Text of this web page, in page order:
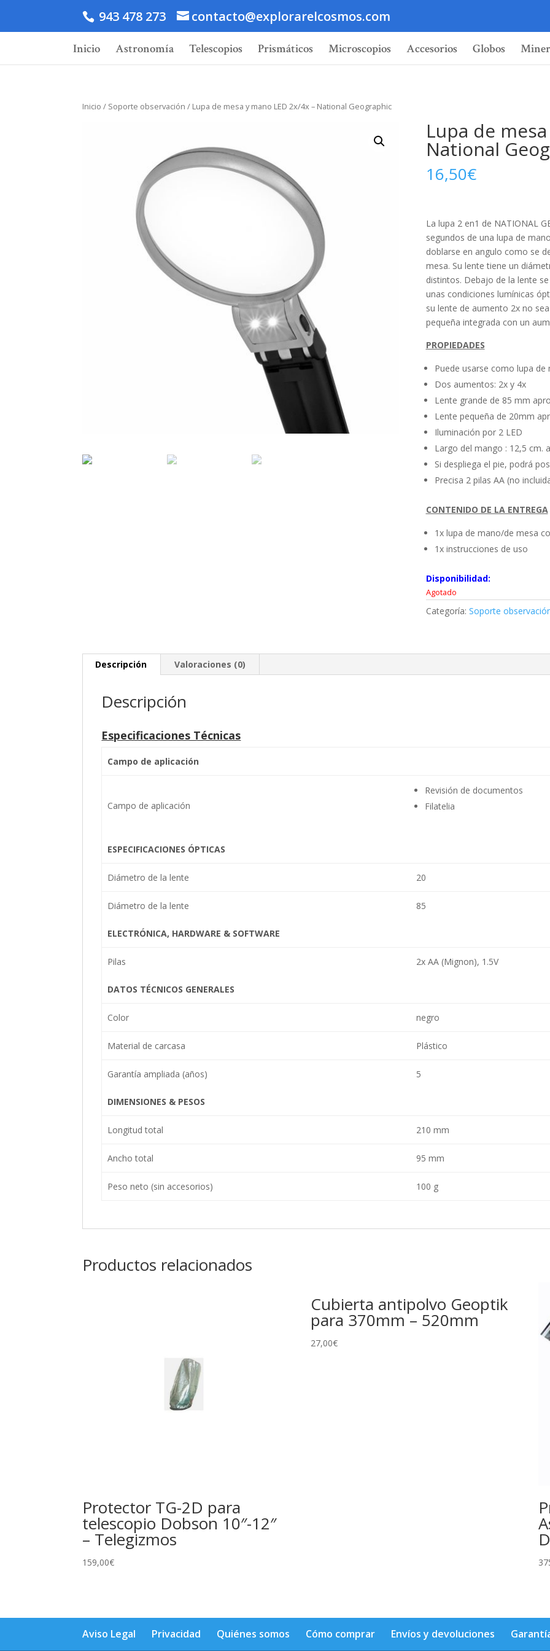
943 478 273 contacto@explorarelcosmos.com
Inicio Astronomía Telescopios Prismáticos Microscopios Accesorios Globos
Inicio / Soporte observación / Lupa de mesa y mano LED 2x/4x – National Geographic
Lupa de
National
16,50€
La lupa 2 en1 de NATIONAL
segundos de una lupa de
doblarse en angulo como se
mesa. Su lente tiene un
distintos. Debajo de la lente
unas condiciones lumínicas
su lente de aumento 2x no
pequeña integrada con un
PROPIEDADES
Puede usarse como lupa
Dos aumentos: 2x y 4x
Lente grande de 85 mm
Lente pequeña de 20mm
Iluminación por 2 LED
Largo del mango : 12,5 cm.
Si despliega el pie, podrá
Precisa 2 pilas AA (no
CONTENIDO DE LA ENTREGA
1x lupa de mano/de mesa
1x instrucciones de uso
Disponibilidad:
Agotado
Categoría: Soporte
Descripción Valoraciones (0)
Descripción
Especificaciones Técnicas
Campo de aplicación
Campo de aplicación
Revisión de documentos
Filatelia
ESPECIFICACIONES ÓPTICAS
Diámetro de la lente 20
Diámetro de la lente 85
ELECTRÓNICA, HARDWARE & SOFTWARE
Pilas 2x AA (Mignon), 1.5V
DATOS TÉCNICOS GENERALES
Color negro
Material de carcasa Plástico
Garantía ampliada (años) 5
DIMENSIONES & PESOS
Longitud total 210 mm
Ancho total 95 mm
Peso neto (sin accesorios) 100 g
Productos relacionados
Protector TG-2D para
telescopio Dobson 10″-12″
– Telegizmos
159,00€
Cubierta antipolvo Geoptik
para 370mm – 520mm
27,00€
Aviso Legal Privacidad Quiénes somos Cómo comprar Envíos y devoluciones